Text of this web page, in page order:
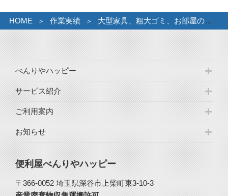
HOME 作業実績 大型家具、粗大ゴミ、お部屋のお片付け。
べんりやハッピー
サービス紹介
ご利用案内
お知らせ
便利屋べんりやハッピー
〒366-0052 埼玉県深谷市上柴町東3-10-3